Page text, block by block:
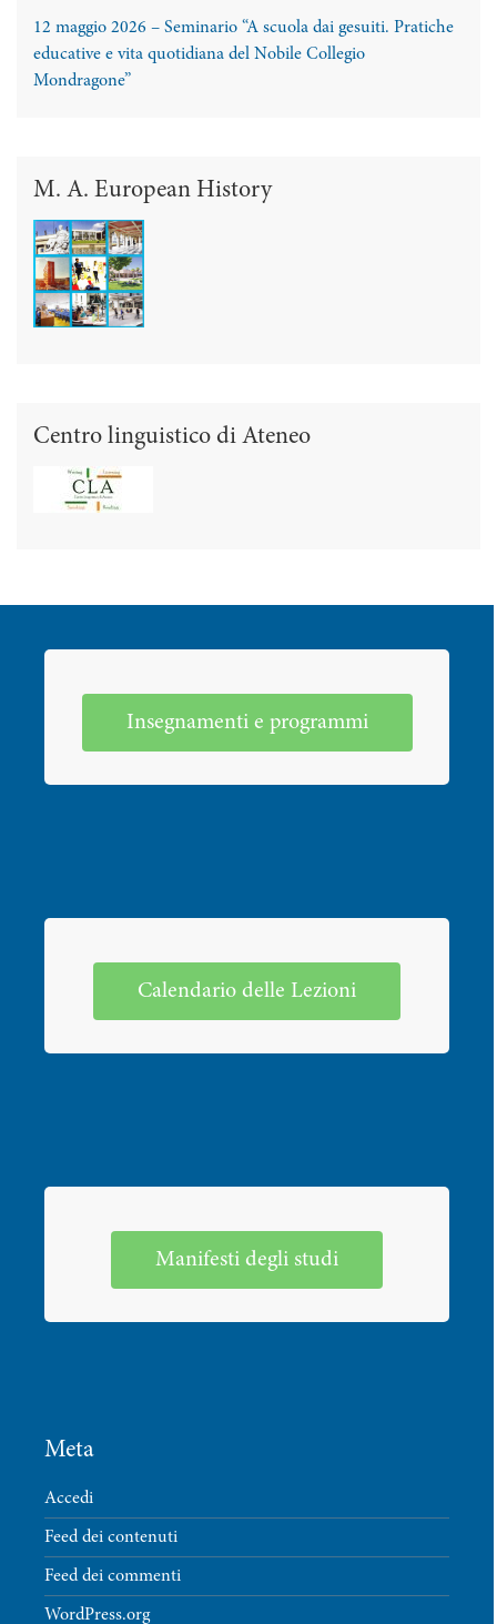
12 maggio 2026 – Seminario “A scuola dai gesuiti. Pratiche
educative e vita quotidiana del Nobile Collegio
Mondragone”
M. A. European History
Centro linguistico di Ateneo
Insegnamenti e programmi
Calendario delle Lezioni
Manifesti degli studi
Meta
Accedi
Feed dei contenuti
Feed dei commenti
WordPress.org